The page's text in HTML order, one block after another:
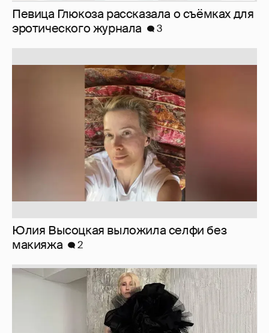
Юлия Высоцкая выложила селфи без
Журналистка Сулим примерила новый